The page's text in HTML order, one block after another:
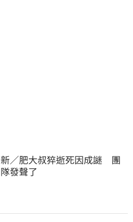
新／肥大叔猝逝死因成謎　團
隊發聲了